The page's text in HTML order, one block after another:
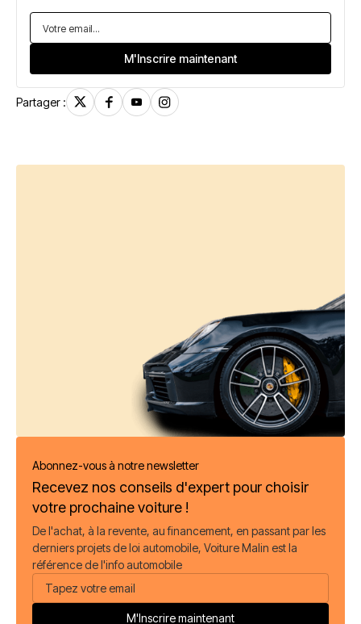
Partager :
Abonnez-vous à notre newsletter
Recevez nos conseils d'expert pour choisir
votre prochaine voiture !
De l'achat, à la revente, au financement, en passant par les
derniers projets de loi automobile, Voiture Malin est la
référence de l'info automobile